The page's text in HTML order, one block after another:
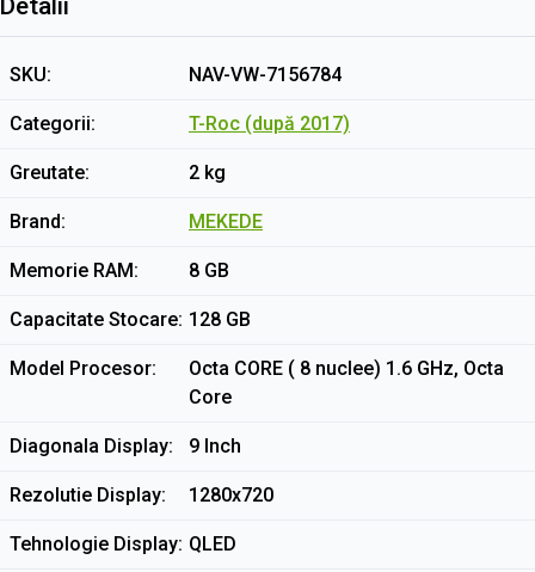
SKU NAV-VW-7156784
Categorii T-Roc (după 2017)
Greutate 2 kg
Brand MEKEDE
Memorie RAM 8 GB
Capacitate Stocare 128 GB
Model Procesor
Octa CORE ( 8 nuclee) 1.6 GHz, Octa
Core
Diagonala Display 9 Inch
Rezolutie Display 1280x720
Tehnologie Display QLED